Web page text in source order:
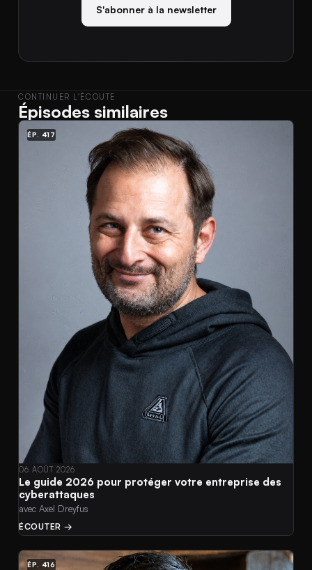
S'abonner à la newsletter
CONTINUER L'ÉCOUTE
Épisodes similaires
ÉP. 417
06 AOÛT 2026
Le guide 2026 pour protéger votre entreprise des
cyberattaques
avec Axel Dreyfus
ÉCOUTER →
ÉP. 416